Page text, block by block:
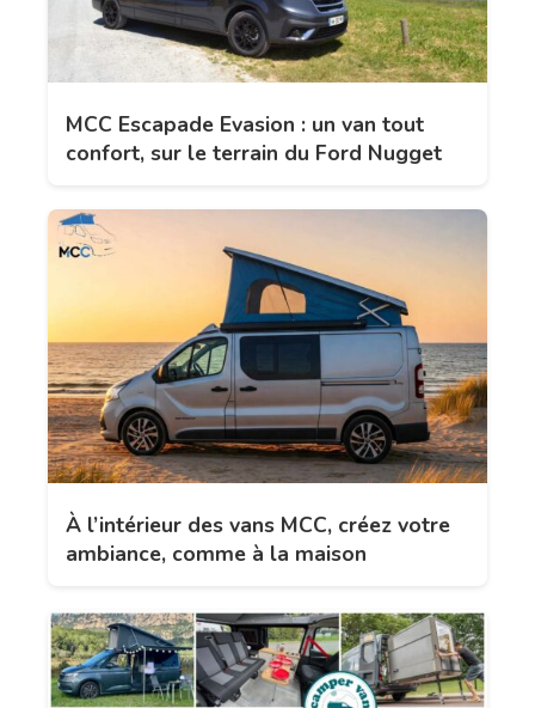
MCC Escapade Evasion : un van tout
confort, sur le terrain du Ford Nugget
À l’intérieur des vans MCC, créez votre
ambiance, comme à la maison